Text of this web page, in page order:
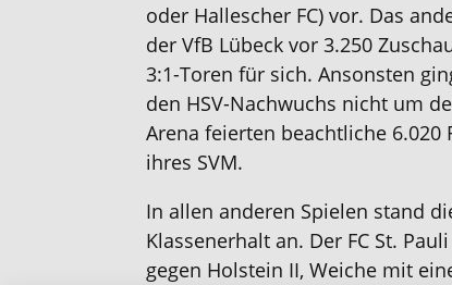
oder Hallescher FC) vor. Das
der VfB Lübeck vor 3.250
3:1-Toren für sich. Ansonsten
den HSV-Nachwuchs nicht um
Arena feierten beachtliche 6.020
ihres SVM.
In allen anderen Spielen stand
Klassenerhalt an. Der FC St.
gegen Holstein II, Weiche mit